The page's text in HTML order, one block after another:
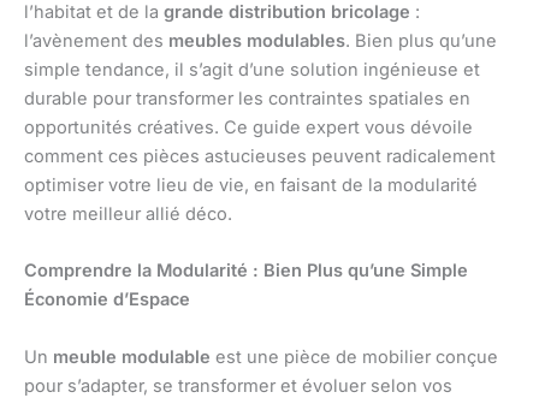
l’habitat et de la grande distribution bricolage :
l’avènement des meubles modulables. Bien plus qu’une
simple tendance, il s’agit d’une solution ingénieuse et
durable pour transformer les contraintes spatiales en
opportunités créatives. Ce guide expert vous dévoile
comment ces pièces astucieuses peuvent radicalement
optimiser votre lieu de vie, en faisant de la modularité
votre meilleur allié déco.
Comprendre la Modularité : Bien Plus qu’une Simple
Économie d’Espace
Un meuble modulable est une pièce de mobilier conçue
pour s’adapter, se transformer et évoluer selon vos